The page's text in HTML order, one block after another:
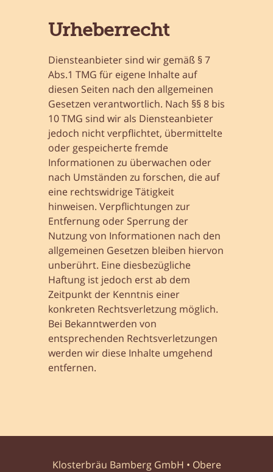
Urheberrecht
Diensteanbieter sind wir gemäß § 7
Abs.1 TMG für eigene Inhalte auf
diesen Seiten nach den allgemeinen
Gesetzen verantwortlich. Nach §§ 8 bis
10 TMG sind wir als Diensteanbieter
jedoch nicht verpflichtet, übermittelte
oder gespeicherte fremde
Informationen zu überwachen oder
nach Umständen zu forschen, die auf
eine rechtswidrige Tätigkeit
hinweisen. Verpflichtungen zur
Entfernung oder Sperrung der
Nutzung von Informationen nach den
allgemeinen Gesetzen bleiben hiervon
unberührt. Eine diesbezügliche
Haftung ist jedoch erst ab dem
Zeitpunkt der Kenntnis einer
konkreten Rechtsverletzung möglich.
Bei Bekanntwerden von
entsprechenden Rechtsverletzungen
werden wir diese Inhalte umgehend
entfernen.
Klosterbräu Bamberg GmbH • Obere